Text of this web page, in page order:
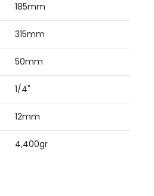
185mm
315mm
50mm
1/4"
12mm
4,400gr